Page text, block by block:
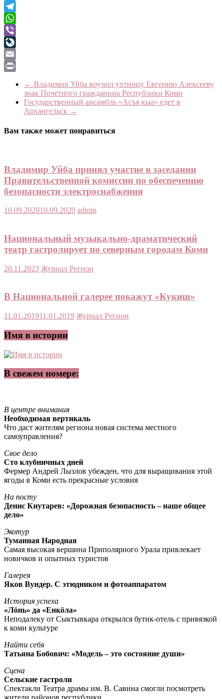
Twitter
Telegram
WhatsApp
Viber
LiveJournal
Email
← Владимир Уйба вручил ухтинцу Евгению Алексееву
знак Почётного гражданина Республики Коми
Государственный ансамбль «Асъя кыа» едет в
Архангельск →
Вам также может понравиться
Владимир Уйба принял участие в заседании
Правительственной комиссии по обеспечению
безопасности электроснабжения
10.09.202010.09.2020 admin
Национальный музыкально-драматический
театр гастролирует по северным городам Коми
20.11.2023 Журнал Регион
В Национальной галерее покажут «Кукиш»
11.01.201911.01.2019 Журнал Регион
Имя в истории
В свежем номере:
В центре внимания
Необходимая вертикаль
Что даст жителям региона новая система местного
самоуправления?
Свое дело
Сто клубничных дней
Фермер Андрей Лызлов убежден, что для выращивания этой
ягоды в Коми есть прекрасные условия
На посту
Денис Кнутарев: «Дорожная безопасность – наше общее
дело»
Экотур
Туманная Народная
Самая высокая вершина Приполярного Урала привлекает
новичков и опытных туристов
Галерея
Яков Вундер. С этюдником и фотоаппаратом
История успеха
«Лöнь» да «Енкöла»
Неподалеку от Сыктывкара открылся бутик-отель с привязкой
к коми культуре
Найти себя
Татьяна Бобович: «Модель – это состояние души»
Сцена
Сельские гастроли
Спектакли Театра драмы им. В. Савина смогли посмотреть
жители районов республики